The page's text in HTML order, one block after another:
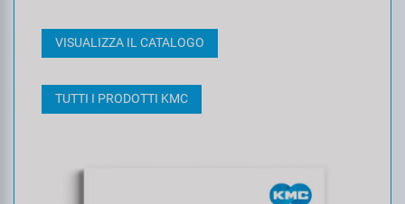
VISUALIZZA IL CATALOGO
TUTTI I PRODOTTI KMC